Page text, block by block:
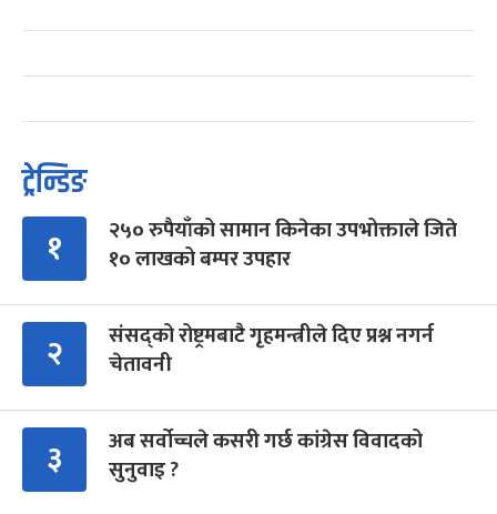
ट्रेन्डिङ
१
२५० रुपैयाँको सामान किनेका उपभोक्ताले जिते
१० लाखको बम्पर उपहार
२
संसद्को रोष्ट्रमबाटै गृहमन्त्रीले दिए प्रश्न नगर्न
चेतावनी
३
अब सर्वोच्चले कसरी गर्छ कांग्रेस विवादको
सुनुवाइ ?